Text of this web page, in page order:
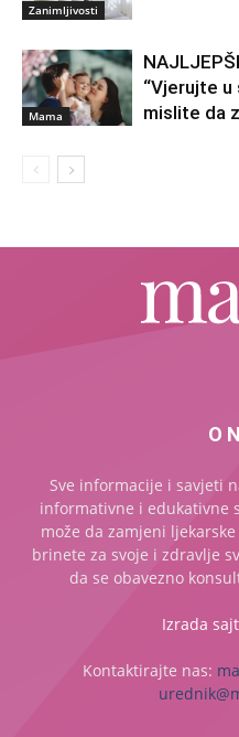
Zanimljivosti
Mama
“Vjerujte
mislite da
O
Sve informacije i savjeti
informativne i edukativne
može da zamjeni
brinete za svoje i zdravlje
da se obavezno
Izrada
Kontaktirajte nas: